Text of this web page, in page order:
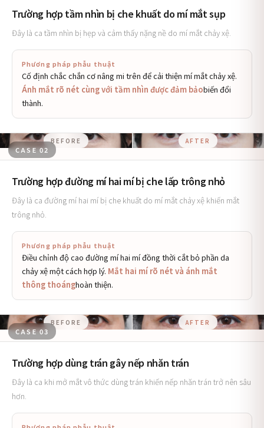
Trường hợp tầm nhìn bị che khuất do mí mắt sụp
Đây là ca tầm nhìn bị hẹp và cảm thấy nặng nề do mí mắt chảy xệ.
Phương pháp phẫu thuật
Cố định chắc chắn cơ nâng mi trên để cải thiện mí mắt chảy xệ.
Ánh mắt rõ nét cùng với tầm nhìn được đảm bảobiến đổi
thành.
CASE 02
BEFORE AFTER
Trường hợp đường mí hai mí bị che lấp trông nhỏ
Đây là ca đường mí hai mí bị che khuất do mí mắt chảy xệ khiến mắt
trông nhỏ.
Phương pháp phẫu thuật
Điều chỉnh độ cao đường mí hai mí đồng thời cắt bỏ phần da
chảy xệ một cách hợp lý. Mắt hai mí rõ nét và ánh mắt
thông thoánghoàn thiện.
CASE 03
BEFORE AFTER
Trường hợp dùng trán gây nếp nhăn trán
Đây là ca khi mở mắt vô thức dùng trán khiến nếp nhăn trán trở nên sâu
hơn.